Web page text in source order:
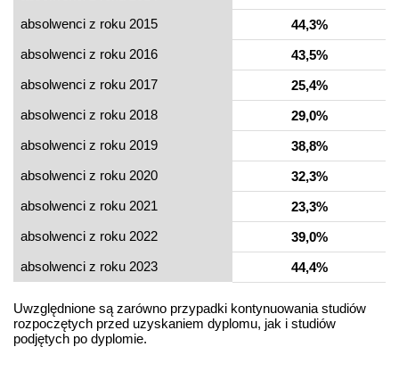
absolwenci z roku 2015
44,3%
absolwenci z roku 2016
43,5%
absolwenci z roku 2017
25,4%
absolwenci z roku 2018
29,0%
absolwenci z roku 2019
38,8%
absolwenci z roku 2020
32,3%
absolwenci z roku 2021
23,3%
absolwenci z roku 2022
39,0%
absolwenci z roku 2023
44,4%
Uwzględnione są zarówno przypadki kontynuowania studiów
rozpoczętych przed uzyskaniem dyplomu, jak i studiów
podjętych po dyplomie.